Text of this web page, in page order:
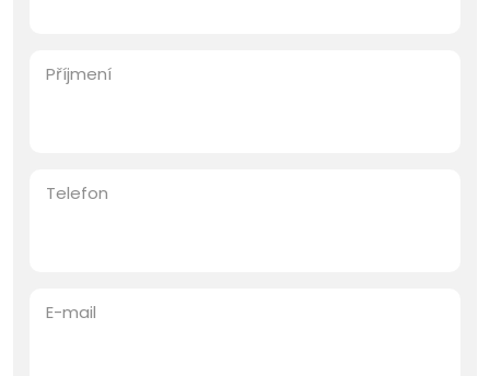
Příjmení
Telefon
E-mail